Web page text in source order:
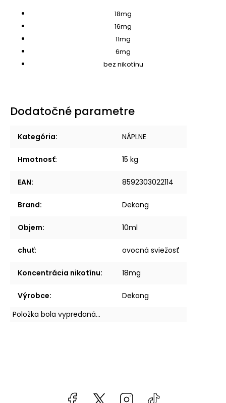
18mg
16mg
11mg
6mg
bez nikotínu
Dodatočné parametre
Kategória: NÁPLNE
Hmotnosť: 15 kg
EAN: 8592303022114
Brand: Dekang
Objem: 10ml
chuť: ovocná sviežosť
Koncentrácia nikotínu: 18mg
Výrobce:
Dekang
Položka bola vypredaná…
Facebook kzifcak85131Instagram